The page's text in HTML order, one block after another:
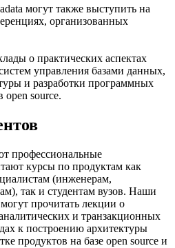
могут также выступить на
организованных
о практических аспектах
управления базами данных,
и разработки программных
open source.
профессиональные
курсы по продуктам как
(инженерам,
так и студентам вузов. Наши
прочитать лекции о
и транзакционных
к построению архитектуры
продуктов на базе open source и